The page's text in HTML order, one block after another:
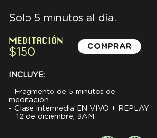
Solo 5 minutos al día.
MEDITACIÓN
$150
COMPRAR
INCLUYE:
- Fragmento de 5 minutos de
meditación
- Clase intermedia EN VIVO + REPLAY
12 de diciembre, 8AM.